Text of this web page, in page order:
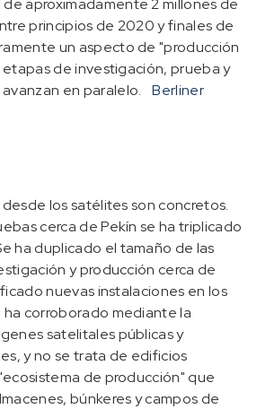
aproximadamente 2 millones de
principios de 2020 y finales de
un aspecto de "producción
de investigación, prueba y
en paralelo.
Berliner
los satélites son concretos.
cerca de Pekín se ha triplicado
ha duplicado el tamaño de las
y producción cerca de
nuevas instalaciones en los
ha corroborado mediante la
satelitales públicas y
y no se trata de edificios
de producción" que
búnkeres y campos de